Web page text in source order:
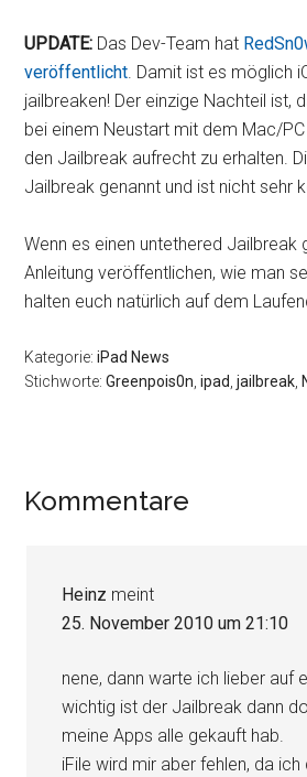
UPDATE: Das Dev-Team hat
veröffentlicht. Damit ist es möglich
jailbreaken! Der einzige Nachteil ist,
bei einem Neustart mit dem Mac/
den Jailbreak aufrecht zu erhalten.
Jailbreak genannt und ist nicht sehr
Wenn es einen untethered Jailbreak
Anleitung veröffentlichen, wie man
halten euch natürlich auf dem
Kategorie:iPad News
Stichworte:Greenpois0n ,ipad ,jailbreak
Leser-
Kommentare
Heinz meint
25. November 2010 um 21:10
nene, dann warte ich lieber auf
wichtig ist der Jailbreak dann
meine Apps alle gekauft hab.
iFile wird mir aber fehlen, da ich